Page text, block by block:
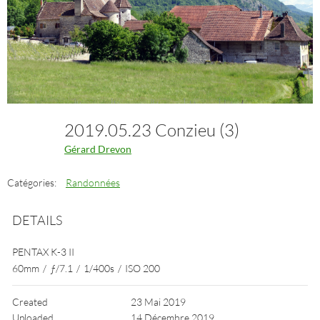
2019.05.23 Conzieu (3)
Gérard Drevon
Catégories: Randonnées
DETAILS
PENTAX K-3 II
60mm / ƒ/7.1 / 1/400s / ISO 200
Created
23 Mai 2019